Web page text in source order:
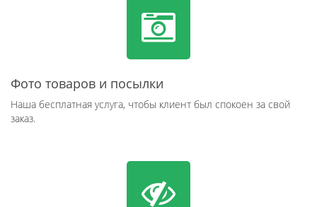
Фото товаров и посылки
Наша бесплатная услуга, чтобы клиент был спокоен за свой
заказ.